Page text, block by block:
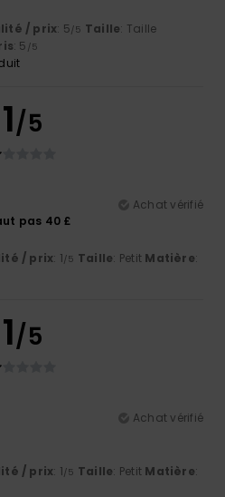
/ prix: 5/5 Taille: Taille
: 5 /5
1/5
Achat vérifié
pas 40 £
/ prix: 1/5 Taille: Petit Matière:
1/5
Achat vérifié
/ prix: 1/5 Taille: Petit Matière: